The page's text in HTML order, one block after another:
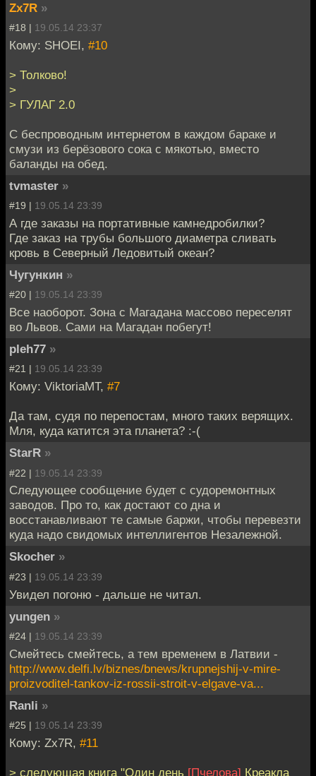
Zx7R »
#18 | 19.05.14 23:37
Кому: SHOEI, #10
> Толково!
>
> ГУЛАГ 2.0
С беспроводным интернетом в каждом бараке и
смузи из берёзового сока с мякотью, вместо
баланды на обед.
tvmaster »
#19 | 19.05.14 23:39
А где заказы на портативные камнедробилки?
Где заказ на трубы большого диаметра сливать
кровь в Северный Ледовитый океан?
Чугункин »
#20 | 19.05.14 23:39
Все наоборот. Зона с Магадана массово переселят
во Львов. Сами на Магадан побегут!
pleh77 »
#21 | 19.05.14 23:39
Кому: ViktoriaMT, #7
Да там, судя по перепостам, много таких верящих.
Мля, куда катится эта планета? :-(
StarR »
#22 | 19.05.14 23:39
Следующее сообщение будет с судоремонтных
заводов. Про то, как достают со дна и
восстанавливают те самые баржи, чтобы перевезти
куда надо свидомых интеллигентов Незалежной.
Skocher »
#23 | 19.05.14 23:39
Увидел погоню - дальше не читал.
yungen »
#24 | 19.05.14 23:39
Смейтесь смейтесь, а тем временем в Латвии -
http://www.delfi.lv/biznes/bnews/krupnejshij-v-mire-
proizvoditel-tankov-iz-rossii-stroit-v-elgave-va...
Ranli »
#25 | 19.05.14 23:39
Кому: Zx7R, #11
> следующая книга "Один день [Пчелова] Креакла